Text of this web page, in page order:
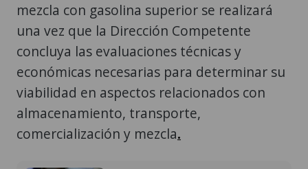
mezcla con gasolina superior se realizará
una vez que la Dirección Competente
concluya las evaluaciones técnicas y
económicas necesarias para determinar su
viabilidad en aspectos relacionados con
almacenamiento, transporte,
comercialización y mezcla.